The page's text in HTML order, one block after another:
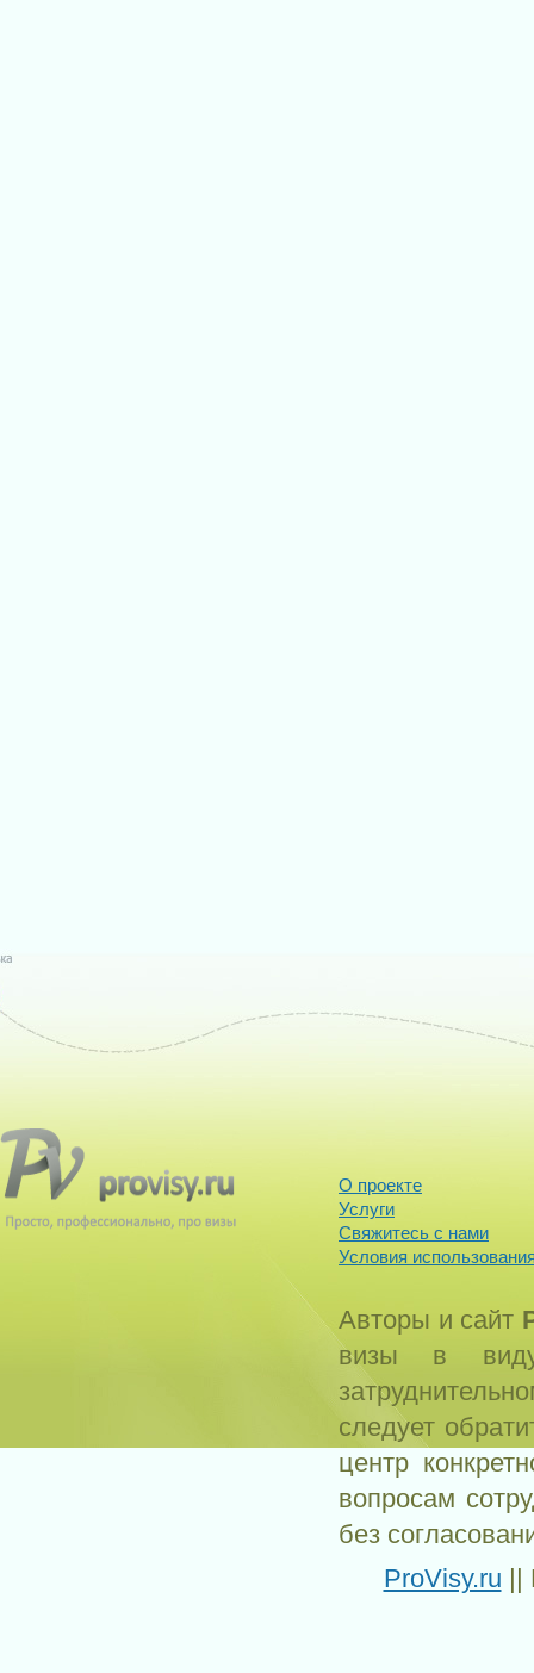
О проекте
Услуги
Свяжитесь с нами
Условия
Авторы и сайт
визы в виду
следует
центр
вопросам
без
ProVisy.ru ||